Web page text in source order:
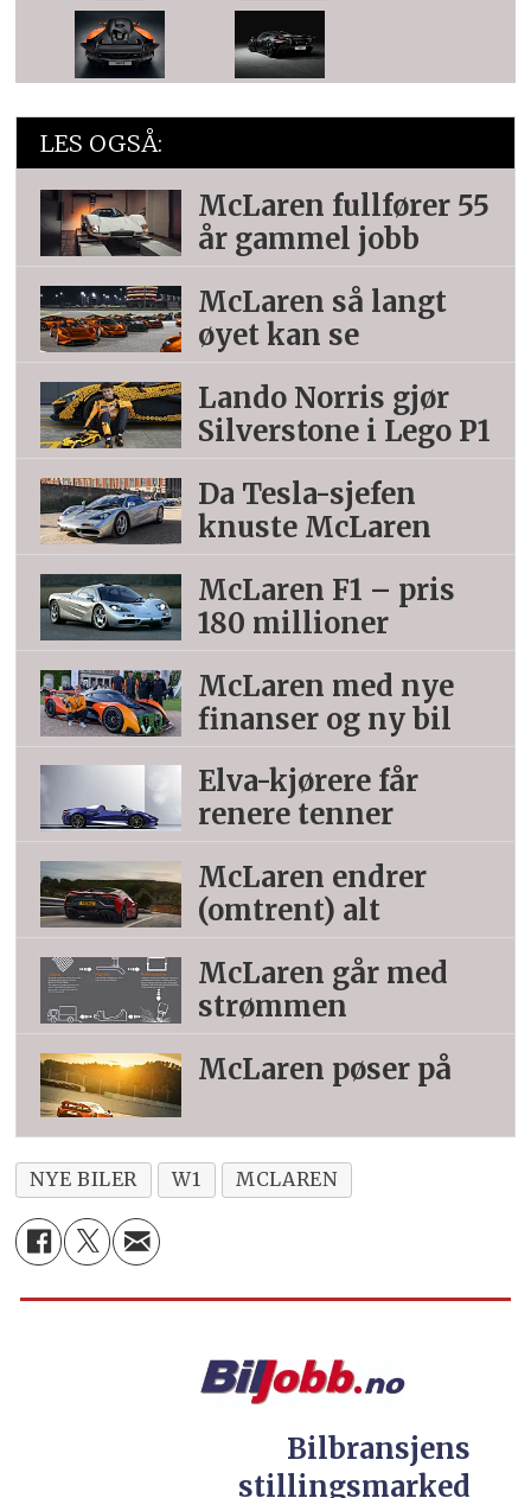
LES OGSÅ:
McLaren fullfører 55
år gammel jobb
McLaren så langt
øyet kan se
Lando Norris gjør
Silverstone i Lego P1
Da Tesla-sjefen
knuste McLaren
McLaren F1 – pris
180 millioner
McLaren med nye
finanser og ny bil
Elva-kjørere får
renere tenner
McLaren endrer
(omtrent) alt
McLaren går med
strømmen
McLaren pøser på
NYE BILER W1 MCLAREN
Bilbransjens
stillingsmarked